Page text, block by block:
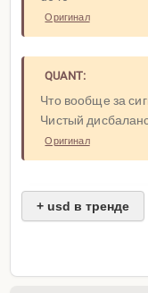
Оригинал
QUANT:
Что вообще за
Чистый
Оригинал
+ usd в тренде